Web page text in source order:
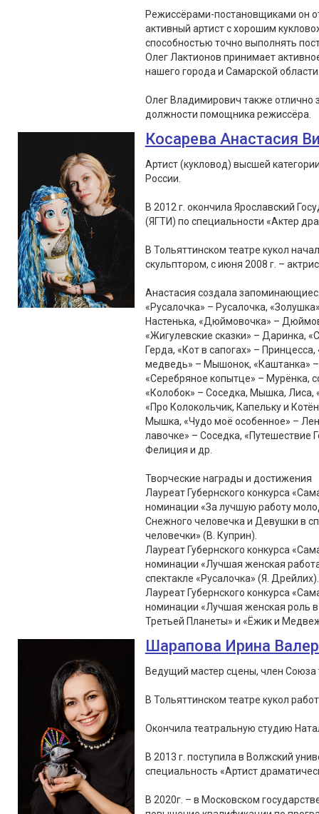
Режиссёрами-постановщиками он
активный артист с хорошим
способностью точно выполнять
Олег Лактионов принимает
нашего города и Самарской
Олег Владимирович также
должности помощника режиссёра.
Косарева Анастасия
Артист (кукловод) высшей
России.
В 2012 г. окончила Ярославский
(ЯГТИ) по специальности «Актер
В Тольяттинском театре кукол
скульптором, с июня 2008 г. –
Анастасия создала
«Русалочка» – Русалочка,
Настенька, «Дюймовочка» –
«Жигулевские сказки» – Даринка,
Герда, «Кот в сапогах» –
медведь» – Мышонок, «Каштанка»
«Серебряное копытце» – Мурёнка,
«Колобок» – Соседка, Мышка, Лиса,
«Про Колокольчик, Капельку и
Мышка, «Чудо моё особенное» –
лавочке» – Соседка, «Путешествие
Фелиция и др.
Творческие награды и достижения
Лауреат Губернского конкурса
номинации «За лучшую работу
Снежного человечка и Девушки в
человечки» (В. Куприн).
Лауреат Губернского конкурса
номинации «Лучшая женская
спектакле «Русалочка» (Я. Дрейлих).
Лауреат Губернского конкурса
номинации «Лучшая женская роль в
Третьей Планеты» и «Ёжик и
Шарапова Ирина
Ведущий мастер сцены, член Союза
В Тольяттинском театре кукол
Окончила театральную студию
В 2013 г. поступила в Волжский
специальность «Артист
В 2020г. – в Московском